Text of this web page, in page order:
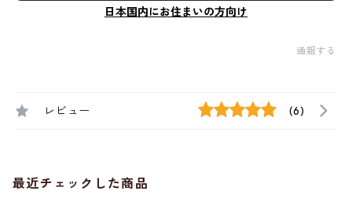
日本国内にお住まいの方向け
通報する
レビュー (6)
最近チェックした商品